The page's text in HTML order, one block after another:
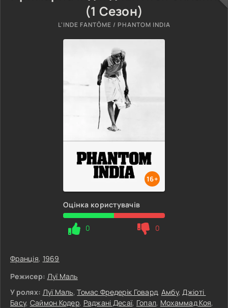
(1 Сезон)
L'INDE FANTÔME / PHANTOM INDIA
16+
Оцінка користувачів
0 0
Франція, 1969
Режисер: Луї Маль
У ролях: Луї Маль,Томас Фредерік Говард, Амбу,Джіоті ​​
Басу, Саймон Кодер, Раджані Десаї, Гопал, Мохаммад Коя,